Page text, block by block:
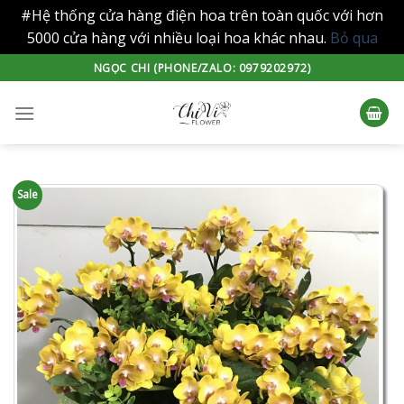
#Hệ thống cửa hàng điện hoa trên toàn quốc với hơn
5000 cửa hàng với nhiều loại hoa khác nhau. Bỏ qua
to
content
NGỌC CHI (PHONE/ZALO: 0979202972)
Sale